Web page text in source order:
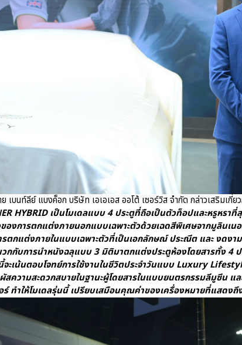
เบนท์ลีย์ แบงค็อก บริษัท เอเอเอส ออโต้ เซอร์วิส จำกัด กล่าวเสริม
HYBRID เป็นโมเดลแบบ 4 ประตูที่ถือเป็นตัวท็อปและหรูหรา
องการตกแต่งภายนอกแบบเฉพาะตัวด้วยเฉดสีพิเศษจากมูลินเ
กแต่งภายในแบบเฉพาะตัวที่เป็นเอกลักษณ์ ประณีต และ งดงาม
กกับการนำหนังฉลุแบบ 3 มิติมาตกแต่งประตูห้องโดยสารทั้ง 4 ป
ะเน้นตอบโจทย์การใช้งานในชีวิตประจำวันแบบ Luxury
ความสะดวกสบายในฐานะผู้โดยสารในแบบยนตรกรรมลีมูซีน
ทำให้โมเดลรุ่นนี้ เปรียบเสมือนคุณค่าของเครื่องหมายที่แสดงถึ